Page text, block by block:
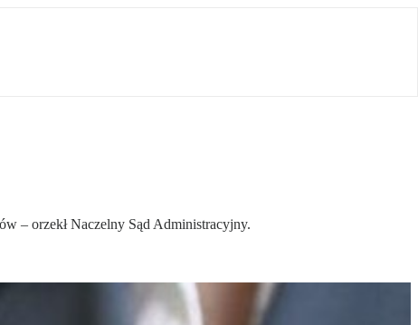
– orzekł Naczelny Sąd Administracyjny.